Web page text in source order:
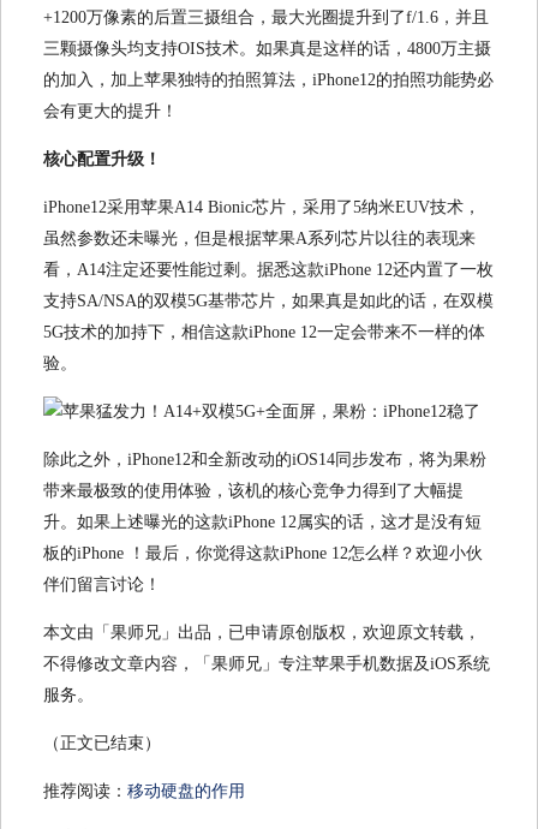
+1200万像素的后置三摄组合，最大光圈提升到了f/1.6，并且
三颗摄像头均支持OIS技术。如果真是这样的话，4800万主摄
的加入，加上苹果独特的拍照算法，iPhone12的拍照功能势必
会有更大的提升！
核心配置升级！
iPhone12采用苹果A14 Bionic芯片，采用了5纳米EUV技术，
虽然参数还未曝光，但是根据苹果A系列芯片以往的表现来
看，A14注定还要性能过剩。据悉这款iPhone 12还内置了一枚
支持SA/NSA的双模5G基带芯片，如果真是如此的话，在双模
5G技术的加持下，相信这款iPhone 12一定会带来不一样的体
验。
除此之外，iPhone12和全新改动的iOS14同步发布，将为果粉
带来最极致的使用体验，该机的核心竞争力得到了大幅提
升。如果上述曝光的这款iPhone 12属实的话，这才是没有短
板的iPhone ！最后，你觉得这款iPhone 12怎么样？欢迎小伙
伴们留言讨论！
本文由「果师兄」出品，已申请原创版权，欢迎原文转载，
不得修改文章内容，「果师兄」专注苹果手机数据及iOS系统
服务。
（正文已结束）
推荐阅读： 移动硬盘的作用